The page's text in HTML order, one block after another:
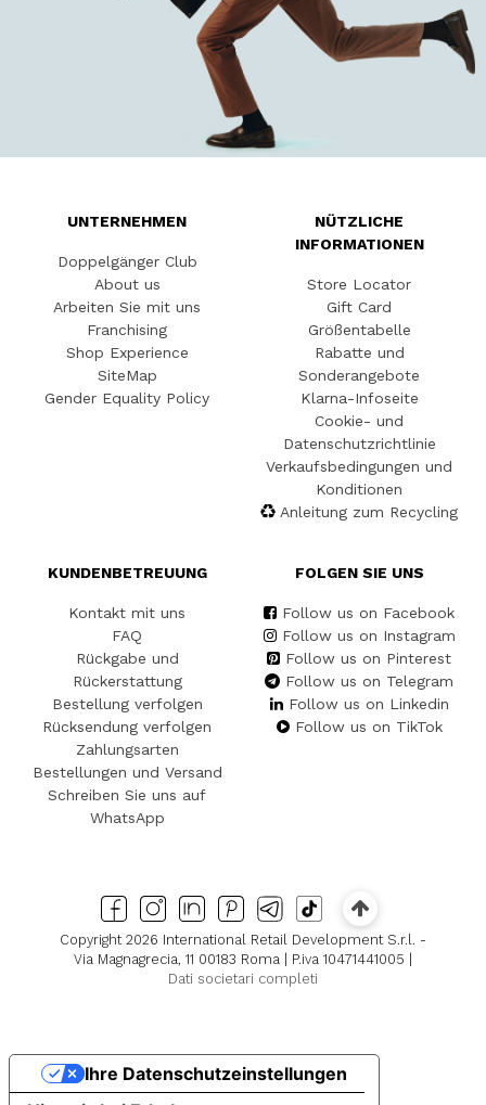
UNTERNEHMEN
Doppelgänger Club
About us
Arbeiten Sie mit uns
Franchising
Shop Experience
SiteMap
Gender Equality Policy
NÜTZLICHE
INFORMATIONEN
Store Locator
Gift Card
Größentabelle
Rabatte und
Sonderangebote
Klarna-Infoseite
Cookie- und
Datenschutzrichtlinie
Verkaufsbedingungen und
Konditionen
Anleitung zum Recycling
KUNDENBETREUUNG
Kontakt mit uns
FAQ
Rückgabe und
Rückerstattung
Bestellung verfolgen
Rücksendung verfolgen
Zahlungsarten
Bestellungen und Versand
Schreiben Sie uns auf
WhatsApp
FOLGEN SIE UNS
Follow us on Facebook
Follow us on Instagram
Follow us on Pinterest
Follow us on Telegram
Follow us on Linkedin
Follow us on TikTok
Copyright 2026 International Retail Development S.r.l. -
Via Magnagrecia, 11 00183 Roma | P.iva 10471441005 |
Dati societari completi
Ihre Datenschutzeinstellungen